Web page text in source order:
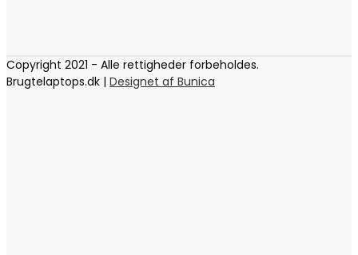
Copyright 2021 - Alle rettigheder forbeholdes.
Brugtelaptops.dk | Designet af Bunica